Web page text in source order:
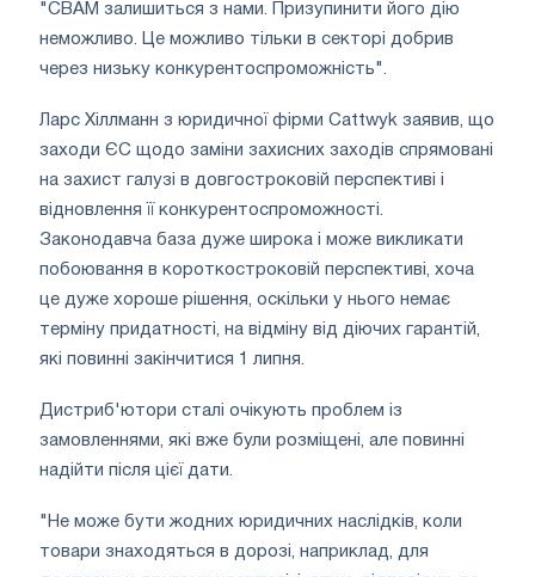
"CBAM залишиться з нами. Призупинити його дію
неможливо. Це можливо тільки в секторі добрив
через низьку конкурентоспроможність".
Ларс Хіллманн з юридичної фірми Cattwyk заявив, що
заходи ЄС щодо заміни захисних заходів спрямовані
на захист галузі в довгостроковій перспективі і
відновлення її конкурентоспроможності.
Законодавча база дуже широка і може викликати
побоювання в короткостроковій перспективі, хоча
це дуже хороше рішення, оскільки у нього немає
терміну придатності, на відміну від діючих гарантій,
які повинні закінчитися 1 липня.
Дистриб'ютори сталі очікують проблем із
замовленнями, які вже були розміщені, але повинні
надійти після цієї дати.
"Не може бути жодних юридичних наслідків, коли
товари знаходяться в дорозі, наприклад, для